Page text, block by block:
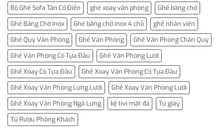
Bộ Ghế Sofa Tân Cổ Điển
ghé xoay văn phòng
Ghế băng chờ
Ghế Băng Chờ Inox
Ghế băng chờ inox 4 chỗ
ghế nhân viên
Ghế Quỳ Văn Phòng
Ghế Văn Phòng
Ghế Văn Phòng Chân Quỳ
Ghế Văn Phòng Có Tựa Đầu
Ghế Văn Phòng Lưới
Ghế Xoay Có Tựa Đầu
Ghế Xoay Văn Phòng Có Tựa Đầu
Ghế Xoay Văn Phòng Lưng Lưới
Ghế Xoay Văn Phòng Lưới
Ghế Xoay Văn Phòng Ngã Lưng
kệ tivi mặt đá
Tủ giày
Tủ Rượu Phòng Khách